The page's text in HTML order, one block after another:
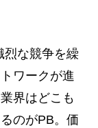
烈な競争を繰
ワークが進
界はどこも
のがPB。価